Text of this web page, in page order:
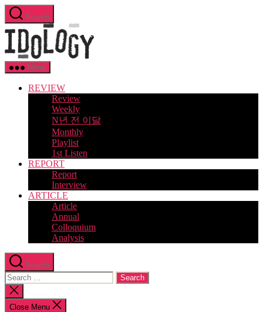
Skip
to
the
content
Search
Menu
REVIEW
Review
Weekly
N년 전 이달
Monthly
Playlist
1st Listen
REPORT
Report
Interview
ARTICLE
Article
Annual
Colloquium
Analysis
Search
Search
for:
Close
search
Close Menu